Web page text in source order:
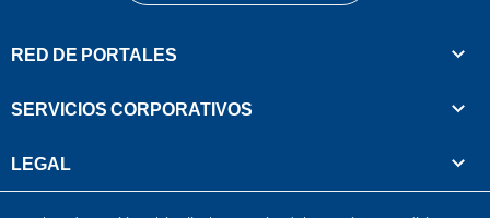
RED DE PORTALES
SERVICIOS CORPORATIVOS
LEGAL